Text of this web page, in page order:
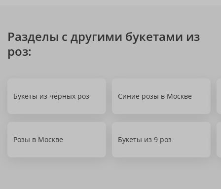
Разделы с другими букетами из
роз:
Букеты из чёрных роз Синие розы в Москве
Розы в Москве Букеты из 9 роз